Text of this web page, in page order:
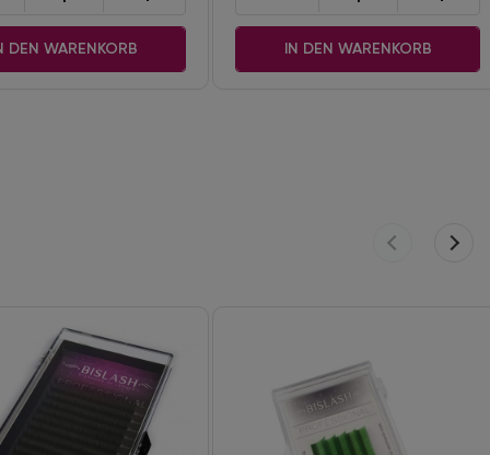
DEN WARENKORB IN DEN WARENKORB